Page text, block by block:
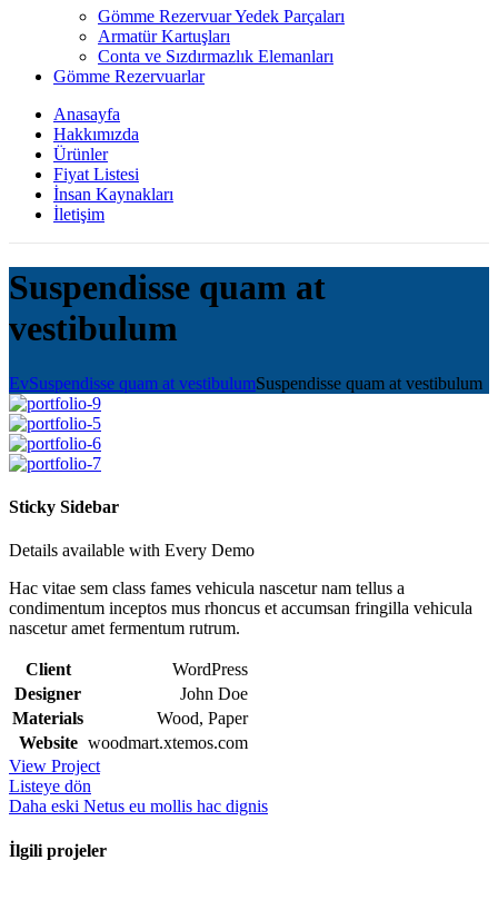
Gömme Rezervuar Yedek Parçaları
Armatür Kartuşları
Conta ve Sızdırmazlık Elemanları
Gömme Rezervuarlar
Anasayfa
Hakkımızda
Ürünler
Fiyat Listesi
İnsan Kaynakları
İletişim
Suspendisse quam at
vestibulum
EvSuspendisse quam at vestibulumSuspendisse quam at vestibulum
Sticky Sidebar
Details available with Every Demo
Hac vitae sem class fames vehicula nascetur nam tellus a
condimentum inceptos mus rhoncus et accumsan fringilla vehicula
nascetur amet fermentum rutrum.
Client
WordPress
Designer
John Doe
Materials
Wood, Paper
Website woodmart.xtemos.com
View Project
Listeye dön
Daha eski Netus eu mollis hac dignis
İlgili projeler